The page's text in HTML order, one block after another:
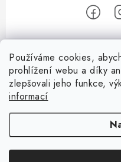
Používáme cookies,
prohlížení webu a díky
zlepšovali jeho funkce,
informací
Z
Informace pro vás
Obchodní podmínky
Doprava a platba
Podmínky ochrany osobních
Facebook
Copyright 2026Bohemian